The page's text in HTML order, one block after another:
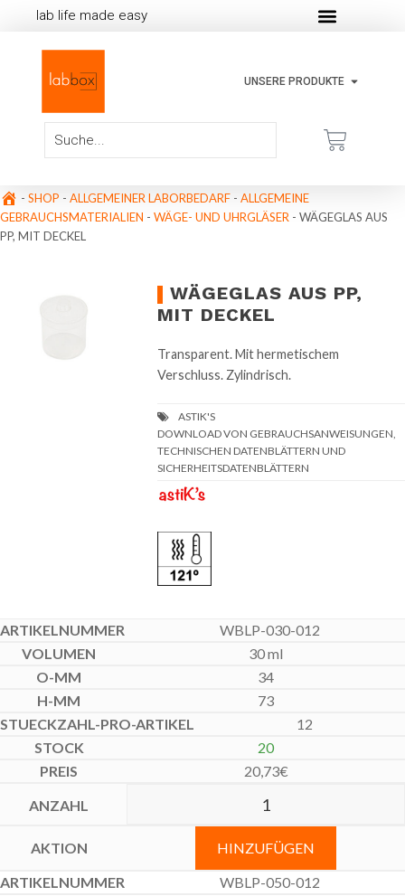
lab life made easy
UNSERE PRODUKTE
- SHOP - ALLGEMEINER LABORBEDARF - ALLGEMEINE
GEBRAUCHSMATERIALIEN - WÄGE- UND UHRGLÄSER - WÄGEGLAS AUS
PP, MIT DECKEL
WÄGEGLAS AUS PP,
MIT DECKEL
Transparent. Mit hermetischem
Verschluss. Zylindrisch.
DOWNLOAD VON GEBRAUCHSANWEISUNGEN,
TECHNISCHEN DATENBLÄTTERN UND
SICHERHEITSDATENBLÄTTERN
WBLP-030-012
30 ml
34
73
12
20
20,73€
HINZUFÜGEN
WBLP-050-012